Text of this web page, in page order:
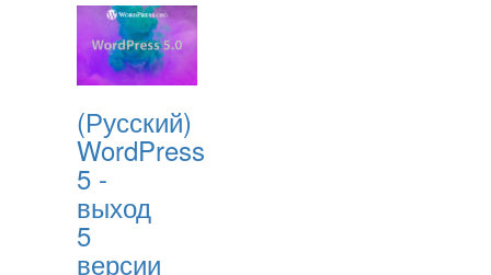
(Русский)
WordPress
5 -
выход
5
версии